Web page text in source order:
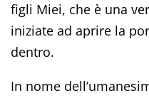
figli Miei, che è una
iniziate ad aprire la
dentro.
In nome